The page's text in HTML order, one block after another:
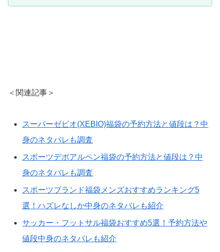
＜関連記事＞
スーパーゼビオ(XEBIO)福袋の予約方法と値段は？中
身のネタバレも調査
スポーツデポアルペン福袋の予約方法と値段は？中
身のネタバレも調査
スポーツブランド福袋メンズおすすめランキング5
選！ハズレなしか中身のネタバレも紹介
サッカー・フットサル福袋おすすめ5選！予約方法や
値段中身のネタバレも紹介